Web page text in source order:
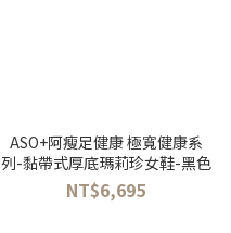
ASO+阿瘦足健康 極寬健康系
列-黏帶式厚底瑪莉珍女鞋-黑色
NT$6,695